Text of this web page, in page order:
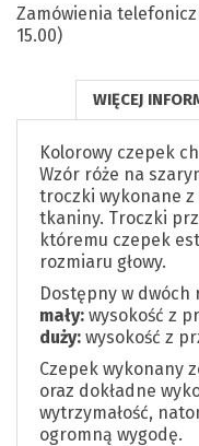
Zamówienia
15.00)
WIĘCEJ
Kolorowy czepek
Wzór róże na
troczki wykonane z
tkaniny. Troczki
któremu czepek
rozmiaru głowy.
Dostępny w dwóch
mały: wysokość z
duży: wysokość z
Czepek wykonany
oraz dokładne
wytrzymałość,
ogromną wygodę.